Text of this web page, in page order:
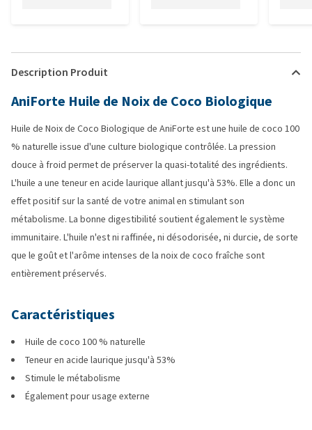
Description Produit
AniForte Huile de Noix de Coco Biologique
Huile de Noix de Coco Biologique de AniForte est une huile de coco 100
% naturelle issue d'une culture biologique contrôlée. La pression
douce à froid permet de préserver la quasi-totalité des ingrédients.
L'huile a une teneur en acide laurique allant jusqu'à 53%. Elle a donc un
effet positif sur la santé de votre animal en stimulant son
métabolisme. La bonne digestibilité soutient également le système
immunitaire. L'huile n'est ni raffinée, ni désodorisée, ni durcie, de sorte
que le goût et l'arôme intenses de la noix de coco fraîche sont
entièrement préservés.
Caractéristiques
Huile de coco 100 % naturelle
Teneur en acide laurique jusqu'à 53%
Stimule le métabolisme
Également pour usage externe